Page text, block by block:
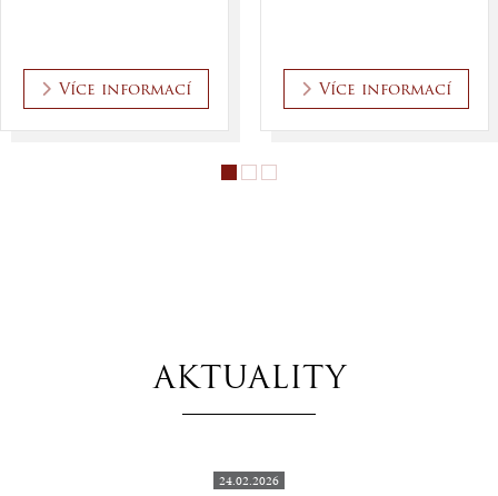
Více informací Více informací
AKTUALITY
24.02.2026